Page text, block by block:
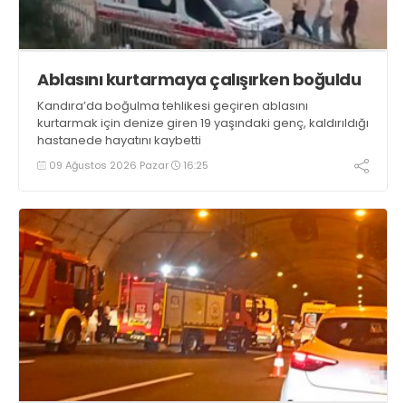
Ablasını kurtarmaya çalışırken boğuldu
Kandıra’da boğulma tehlikesi geçiren ablasını
kurtarmak için denize giren 19 yaşındaki genç, kaldırıldığı
hastanede hayatını kaybetti
09 Ağustos 2026 Pazar 16:25